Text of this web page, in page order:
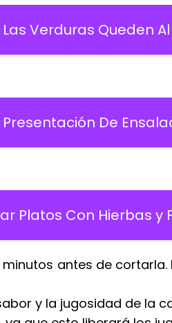
Verduras Queden
De
Platos Con Hierbas y
minutos antes de
y la jugosidad de la